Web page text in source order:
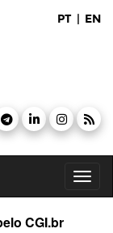
PT | EN
CGI.br